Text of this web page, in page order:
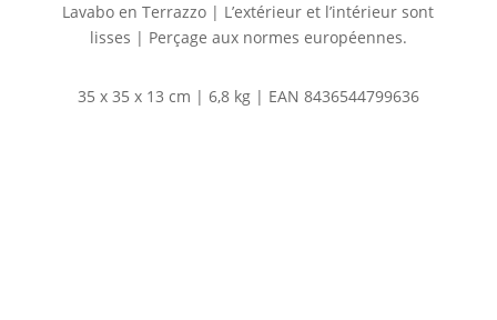
Lavabo en Terrazzo | L’extérieur et l’intérieur sont
lisses | Perçage aux normes européennes.
35 x 35 x 13 cm | 6,8 kg | EAN 8436544799636